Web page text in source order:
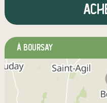
à Boursay